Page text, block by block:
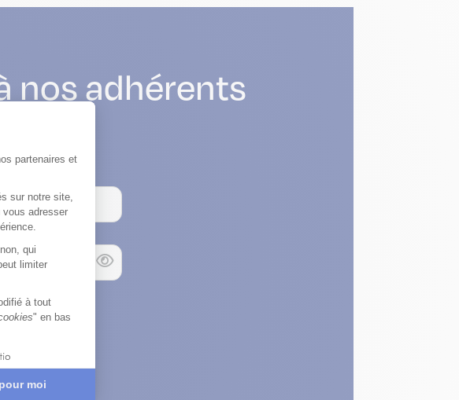
nos adhérents
contenu.